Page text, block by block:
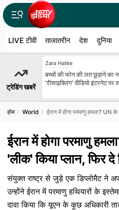
LIVE टीवी ताजातरीन देश दुनिया
ट्रेडिंग खबरें
Zara Hatke
बच्चों की फोन की लत छुड़ाने का
'रीसाइक्लिंग' वीडियो इंटरनेट पर
होम World ईरान में होगा परमाणु हमला? UN
ईरान में होगा परमाणु
'लीक' किया प्लान, फिर दे
संयुक्त राष्ट्र से जुड़े एक डिप्लोमैट ने
उन्होंने ईरान में परमाणु हथियारों के
दावा किया कि यूएन के कुछ अधिकारी